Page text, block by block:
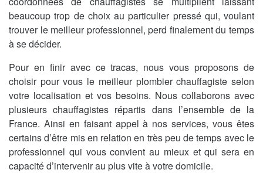
beaucoup trop de choix au particulier pressé qui, voulant
trouver le meilleur professionnel, perd finalement du temps
à se décider.
Pour en finir avec ce tracas, nous vous proposons de
choisir pour vous le meilleur plombier chauffagiste selon
votre localisation et vos besoins. Nous collaborons avec
plusieurs chauffagistes répartis dans l’ensemble de la
France. Ainsi en faisant appel à nos services, vous êtes
certains d’être mis en relation en très peu de temps avec le
professionnel qui vous convient au mieux et qui sera en
capacité d’intervenir au plus vite à votre domicile.